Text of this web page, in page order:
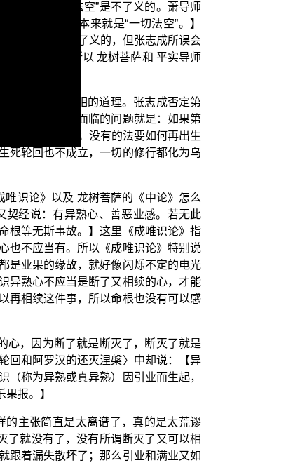
来证明“一切法空”是不了义的。萧导师
中观的本义本来就是“一切法空”。】
的一切法空是了义的，但张志成所误会
中观正义；所以 龙树菩萨和 平实导师
全符合法界实相的道理。张志成否定第
么这样马上要面临的问题就是：如果第
无就是没有了；没有的法要如何再出生
死轮回也不成立，一切的修行都化为乌
识论》以及 龙树菩萨的《中论》怎么
契经说：有异熟心、善恶业感。若无此
根等无斯事故。】这里《成唯识论》指
也不应当有。所以《成唯识论》特别说
是业果的缘故，就好像闪烁不定的电光
异熟心不应当是断了又相续的心，才能
再相续这件事，所以命根也没有可以感
心，因为断了就是断灭了，断灭了就是
回和阿罗汉的还灭涅槃〉中却说：【异
称为异熟或真异熟）因引业而生起，
报。】
主张简直是太离谱了，真的是太荒谬
了就没有了，没有所谓断灭了又可以相
跟着漏失散坏了；那么引业和满业又如